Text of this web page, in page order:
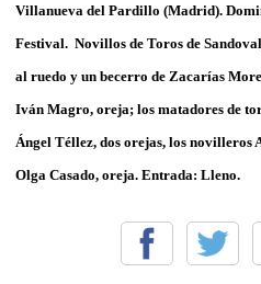
Villanueva del Pardillo (Madrid).
Festival. Novillos de Toros de
al ruedo y un becerro de Zacarías
Iván Magro, oreja; los matadores de
Ángel Téllez, dos orejas, los novilleros
Olga Casado, oreja. Entrada: Lleno.